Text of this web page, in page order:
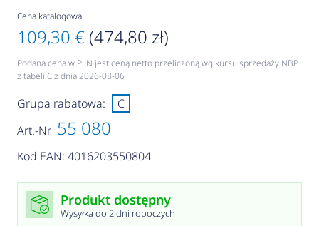
Cena katalogowa
109,30 € (474,80 zł)
Podana cena w PLN jest ceną netto przeliczoną wg kursu sprzedaży NBP
z tabeli C z dnia 2026-08-06
Art.-Nr 55 080
Kod EAN: 4016203550804
Grupa rabatowa: C
Produkt dostępny
Wysyłka do 2 dni roboczych